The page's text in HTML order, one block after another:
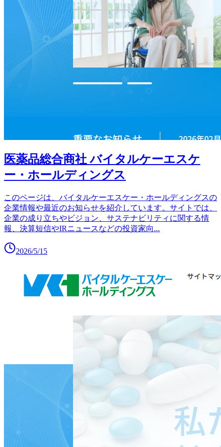
医薬品総合商社 バイタルケーエスケ
ー・ホールディングス
このページは、バイタルケーエスケー・ホールディングスの
企業情報や最近のお知らせを紹介しています。サイトでは、
企業の成り立ちやビジョン、サステナビリティに関する情
報、決算短信やIRニュースなどの投資家向...
2026/5/15